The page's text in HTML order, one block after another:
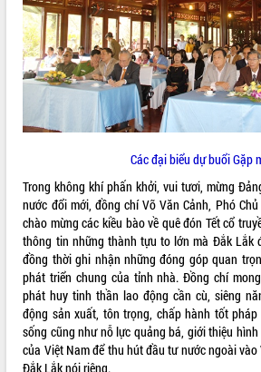
ĐIỂM TIN VĂN BẢN
QUY HOẠCH - KẾ HOẠCH
Các đại biểu dự buổi Gặp
Trong không khí phấn khởi, vui tươi, mừng
nước đổi mới, đồng chí Võ Văn Cảnh, Phó
chào mừng các kiều bào về quê đón Tết cổ
thông tin những thành tựu to lớn mà Đắk Lắk
đồng thời ghi nhận những đóng góp quan
phát triển chung của tỉnh nhà. Đồng chí
phát huy tinh thần lao động cần cù, siêng
động sản xuất, tôn trọng, chấp hành tốt
sống cũng như nỗ lực quảng bá, giới thiệu
của Việt Nam để thu hút đầu tư nước ngoài
Đắk Lắk nói riêng.